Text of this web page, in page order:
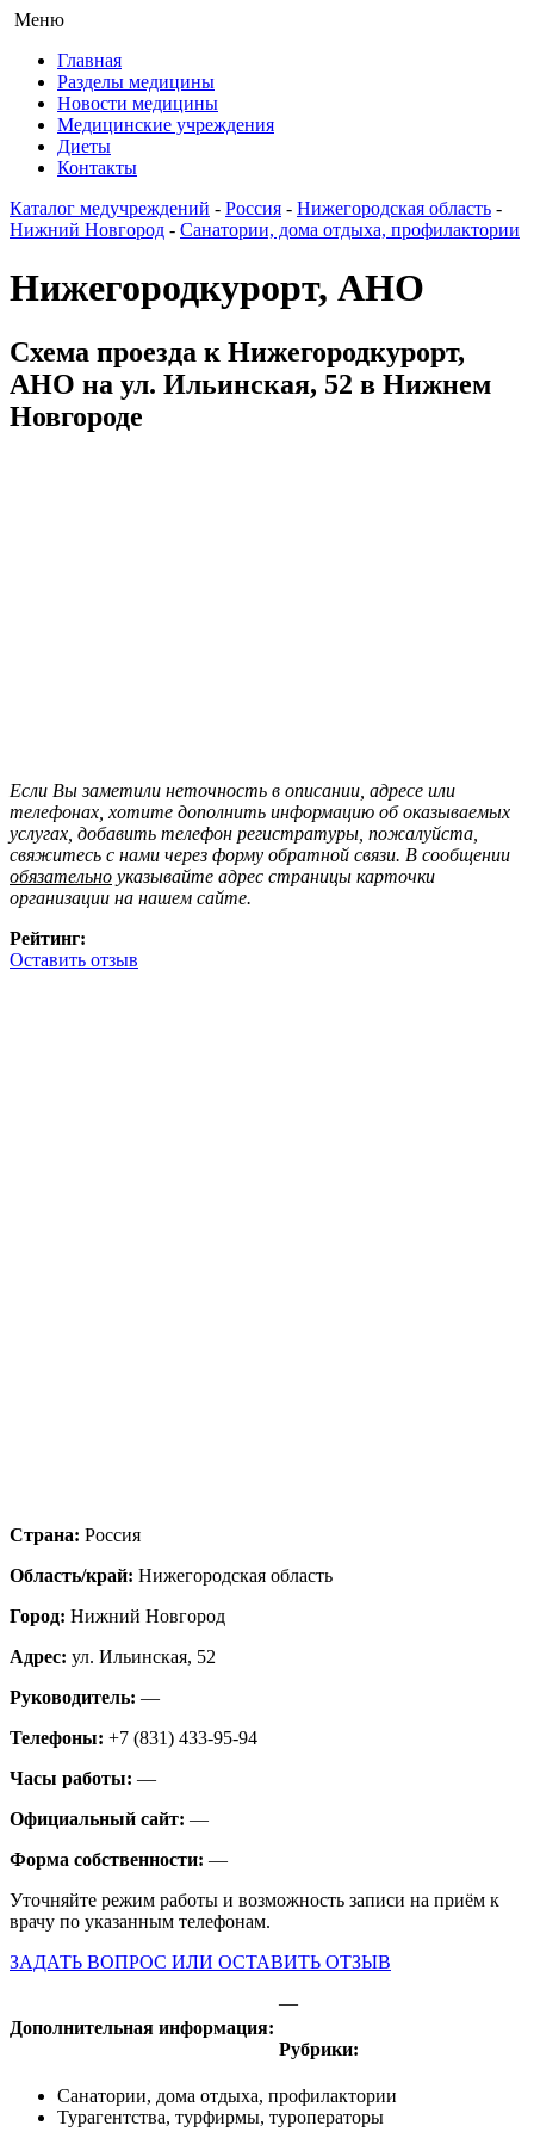
Меню
Главная
Разделы медицины
Новости медицины
Медицинские учреждения
Диеты
Контакты
Каталог медучреждений - Россия - Нижегородская область -
Нижний Новгород - Санатории, дома отдыха, профилактории
Нижегородкурорт, АНО
Схема проезда к Нижегородкурорт,
АНО на ул. Ильинская, 52 в Нижнем
Новгороде
Если Вы заметили неточность в описании, адресе или
телефонах, хотите дополнить информацию об оказываемых
услугах, добавить телефон регистратуры, пожалуйста,
свяжитесь с нами через форму обратной связи. В сообщении
обязательно указывайте адрес страницы карточки
организации на нашем сайте.
Рейтинг:
Оставить отзыв
Страна: Россия
Область/край: Нижегородская область
Город: Нижний Новгород
Адрес: ул. Ильинская, 52
Руководитель: —
Телефоны: +7 (831) 433-95-94
Часы работы: —
Официальный сайт: —
Форма собственности: —
Уточняйте режим работы и возможность записи на приём к
врачу по указанным телефонам.
ЗАДАТЬ ВОПРОС ИЛИ ОСТАВИТЬ ОТЗЫВ
Дополнительная информация:
—
Рубрики:
Санатории, дома отдыха, профилактории
Турагентства, турфирмы, туроператоры